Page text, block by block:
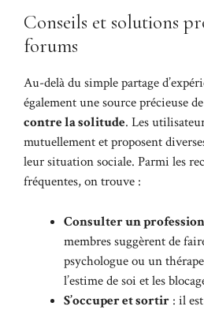
Conseils et solutions
forums
Au-delà du simple partage
également une source précieuse
contre la solitude. Les
mutuellement et proposent
leur situation sociale. Parmi les
fréquentes, on trouve :
Consulter un
membres suggèrent de
psychologue ou un
l’estime de soi et les
S’occuper et sortir : il